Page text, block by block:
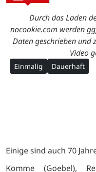
Durch das Laden
nocookie.com werden
Daten geschrieben und
Video
Einmalig Dauerhaft
Einige sind auch 70
Komme (Goebel),